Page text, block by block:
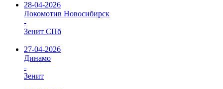
28-04-2026
Локомотив Новосибирск
-
Зенит СПб
27-04-2026
Динамо
-
Зенит